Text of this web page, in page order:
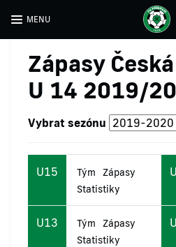
MENU
Zápasy
U 14 2019/20
Vybrat sezónu
U15 Tým
Zápasy
Statistiky
U13 Tým
Zápasy
Statistiky